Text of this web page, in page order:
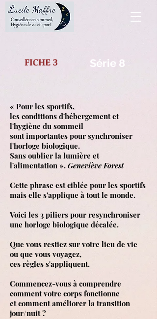
« Pour les sportifs,
les conditions d'hébergement et
l'hygiène du sommeil
sont importantes pour synchroniser
l'horloge biologique.
Sans oublier la lumière et
l'alimentation ». Geneviève Forest
Cette phrase est ciblée pour les sportifs
mais elle s'applique à tout le monde.
Voici les 3 piliers pour resynchroniser
une horloge biologique décalée.
Que vous restiez sur votre lieu de vie
ou que vous voyagez,
ces règles s'appliquent.
Commencez-vous à comprendre
comment votre corps fonctionne
et comment améliorer la transition
jour/nuit ?
FICHE 3 Série 8